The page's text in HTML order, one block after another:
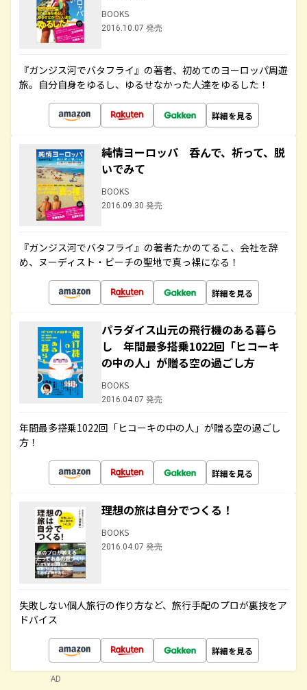
BOOKS
2016.10.07 発売
『ガンジス河でバタフライ』の著者、初めてのヨーロッパ周遊
旅。自分自身をゆるし、ゆるせなかった人達をゆるした！
詳細を見る
純情ヨーロッパ 呑んで、祈って、脱
いでみて
BOOKS
2016.09.30 発売
『ガンジス河でバタフライ』の著者たかのてるこ、会社を辞
め、ヌーディスト・ビーチの聖地で真っ裸になる！
詳細を見る
パラダイス山元の飛行機のある暮ら
し 年間最多搭乗1022回「ヒコーキ
の中の人」が贈る空の過ごし方
BOOKS
2016.04.07 発売
年間最多搭乗1022回「ヒコーキの中の人」が贈る空の過ごし
方！
詳細を見る
理想の旅は自分でつくる！
BOOKS
2016.04.07 発売
失敗しない個人旅行の作り方など、旅行手配のプロが裏技をア
ドバイス
詳細を見る
AD